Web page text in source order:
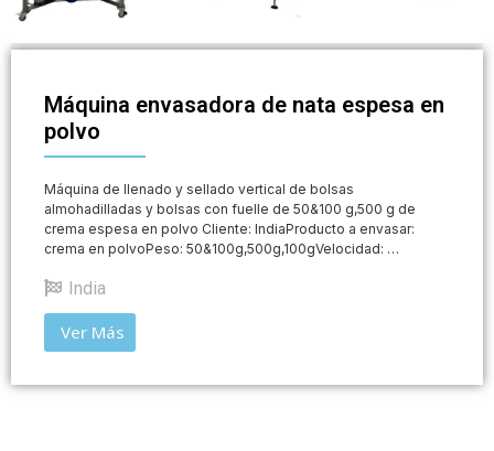
Máquina envasadora de nata espesa en
polvo
Máquina de llenado y sellado vertical de bolsas
almohadilladas y bolsas con fuelle de 50&100 g,500 g de
crema espesa en polvo Cliente: IndiaProducto a envasar:
crema en polvoPeso: 50&100g,500g,100gVelocidad: …
India
Ver Más